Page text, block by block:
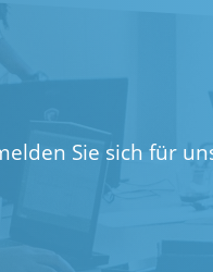
Sie sich für